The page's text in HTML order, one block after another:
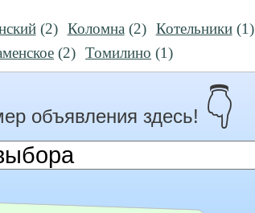
(2) Коломна (2) Котельники(1)
(2) Томилино (1)
объявления здесь! 👇